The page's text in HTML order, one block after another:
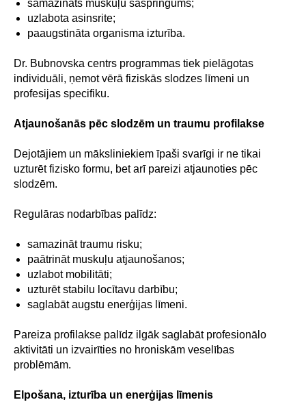
samazināts muskuļu saspringums;
uzlabota asinsrite;
paaugstināta organisma izturība.
Dr. Bubnovska centrs programmas tiek pielāgotas
individuāli, ņemot vērā fiziskās slodzes līmeni un
profesijas specifiku.
Atjaunošanās pēc slodzēm un traumu profilakse
Dejotājiem un māksliniekiem īpaši svarīgi ir ne tikai
uzturēt fizisko formu, bet arī pareizi atjaunoties pēc
slodzēm.
Regulāras nodarbības palīdz:
samazināt traumu risku;
paātrināt muskuļu atjaunošanos;
uzlabot mobilitāti;
uzturēt stabilu locītavu darbību;
saglabāt augstu enerģijas līmeni.
Pareiza profilakse palīdz ilgāk saglabāt profesionālo
aktivitāti un izvairīties no hroniskām veselības
problēmām.
Elpošana, izturība un enerģijas līmenis